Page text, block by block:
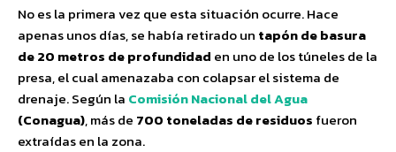
No es la primera vez que esta situación ocurre. Hace
apenas unos días, se había retirado un tapón de basura
de 20 metros de profundidad en uno de los túneles de la
presa, el cual amenazaba con colapsar el sistema de
drenaje. Según la Comisión Nacional del Agua
(Conagua), más de 700 toneladas de residuos fueron
extraídas en la zona.